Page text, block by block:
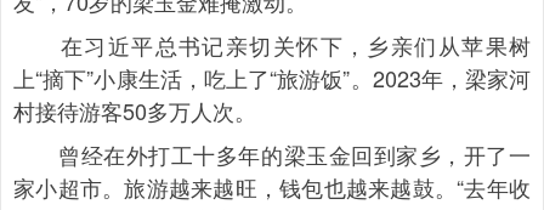
在习近平总书记亲切关怀下，乡亲们从苹果树
上“摘下”小康生活，吃上了“旅游饭”。2023年，梁家河
村接待游客50多万人次。
曾经在外打工十多年的梁玉金回到家乡，开了一
家小超市。旅游越来越旺，钱包也越来越鼓。“去年收